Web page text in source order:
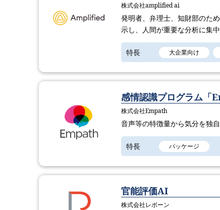
株式会社amplified ai
発明者、弁理士、知財部のた
示し、人間が重要な分析に集
特長 大企業向け
感情認識プログラム「
株式会社Empath
音声等の特徴量から気分を独
特長 パッケージ
官能評価AI
株式会社レボーン